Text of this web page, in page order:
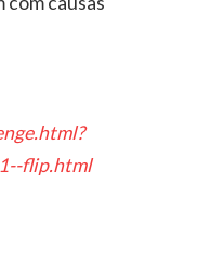
flip.html